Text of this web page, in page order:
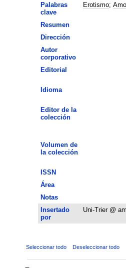
Palabras
clave
Erotismo;
Resumen
Dirección
Autor
corporativo
Editorial
Idioma
Editor de la
colección
Volumen de
la colección
ISSN
Área
Notas
Insertado
por
Uni-Trier @
Seleccionar todo Deseleccionar todo